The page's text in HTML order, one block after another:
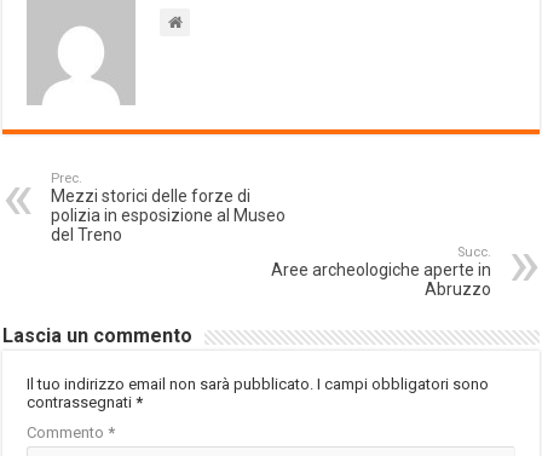
Prec.
Mezzi storici delle forze di
polizia in esposizione al Museo
del Treno
Succ.
Aree archeologiche aperte in
Abruzzo
Lascia un commento
Il tuo indirizzo email non sarà pubblicato. I campi obbligatori sono
contrassegnati*
Commento*